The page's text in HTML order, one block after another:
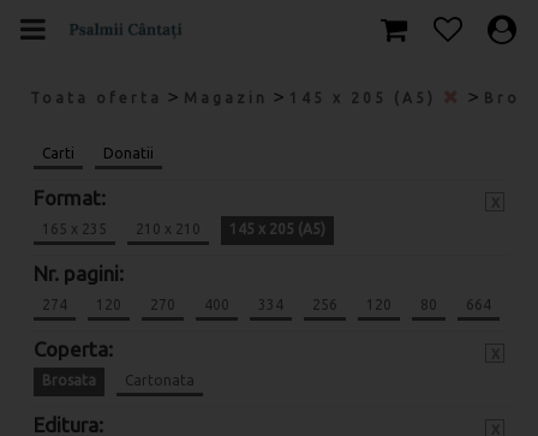
Toata oferta > Magazin > 145 x 205 (A5) >
Carti Donatii
Format:
165 x 235 210 x 210 145 x 205 (A5)
Nr. pagini:
274 120 270 400 334 256 120 80 664
Coperta:
Brosata Cartonata
Editura: